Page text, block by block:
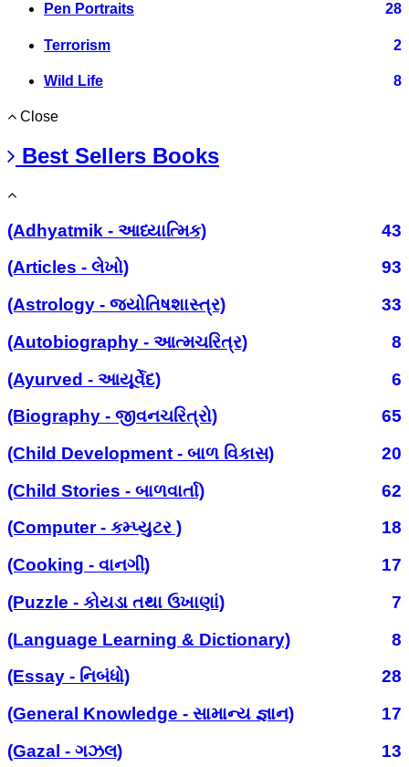
Pen Portraits 28
Terrorism 2
Wild Life 8
Close
Best Sellers Books
(Adhyatmik - આધ્યાત્મિક)
43
(Articles - લેખો)
93
(Astrology - જ્યોતિષશાસ્ત્ર)
33
(Autobiography - આત્મચરિત્ર)
8
(Ayurved - આયૂર્વેદ)
6
(Biography - જીવનચરિત્રો)
65
(Child Development - બાળ વિકાસ)
20
(Child Stories - બાળવાર્તા)
62
(Computer - કમ્પ્યુટર )
18
(Cooking - વાનગી)
17
(Puzzle - કોયડા તથા ઉખાણાં)
7
(Language Learning & Dictionary)
8
(Essay - નિબંધો)
28
(General Knowledge - સામાન્ય જ્ઞાન)
17
(Gazal - ગઝલ)
13